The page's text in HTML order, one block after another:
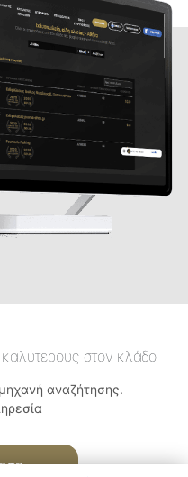
στον κλάδο
αναζήτησης.